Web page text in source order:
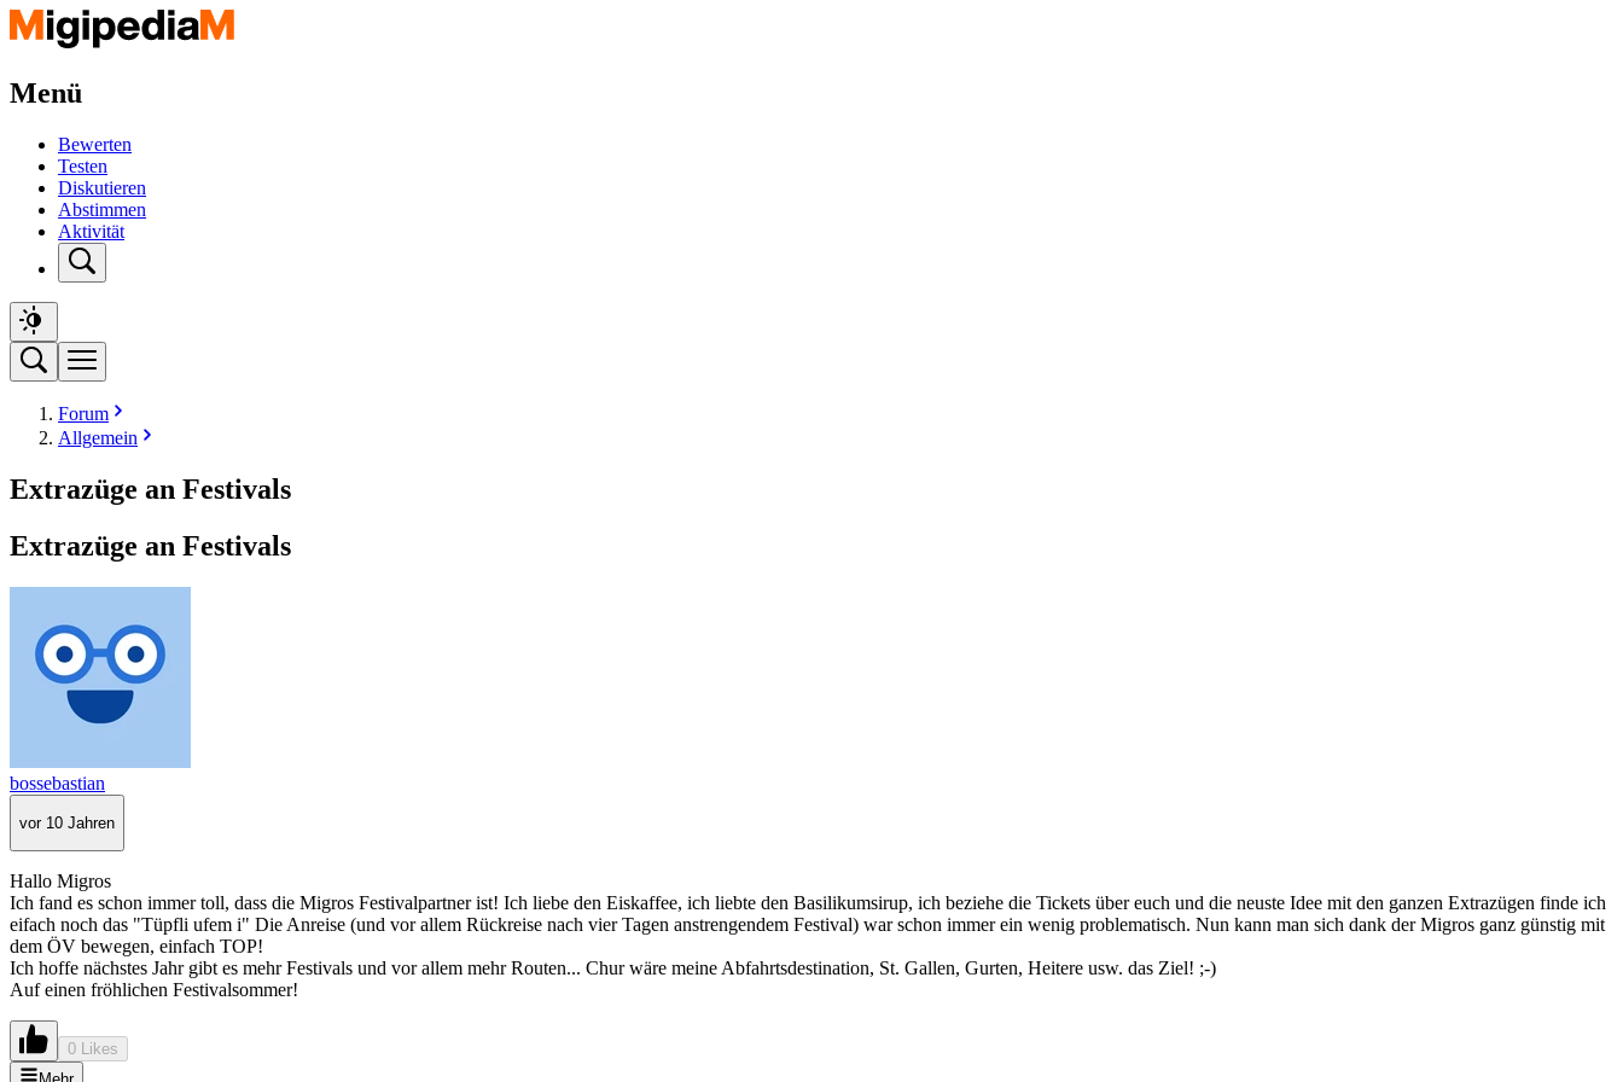
Menü
Bewerten
Testen
Diskutieren
Abstimmen
Aktivität
Forum
Allgemein
Extrazüge an Festivals
Extrazüge an Festivals
bossebastian
vor 10 Jahren
Hallo Migros
Ich fand es schon immer toll, dass die Migros Festivalpartner ist! Ich liebe den Eiskaffee, ich liebte den Basilikumsirup, ich beziehe die Tickets über euch und die neuste Idee mit den ganzen Extrazügen finde ich
eifach noch das "Tüpfli ufem i" Die Anreise (und vor allem Rückreise nach vier Tagen anstrengendem Festival) war schon immer ein wenig problematisch. Nun kann man sich dank der Migros ganz günstig mit
dem ÖV bewegen, einfach TOP!
Ich hoffe nächstes Jahr gibt es mehr Festivals und vor allem mehr Routen... Chur wäre meine Abfahrtsdestination, St. Gallen, Gurten, Heitere usw. das Ziel! ;-)
Auf einen fröhlichen Festivalsommer!
0 Likes